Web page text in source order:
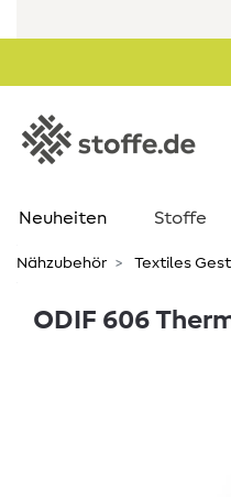
Neuheiten Stoffe
Nähzubehör Textiles
ODIF 606